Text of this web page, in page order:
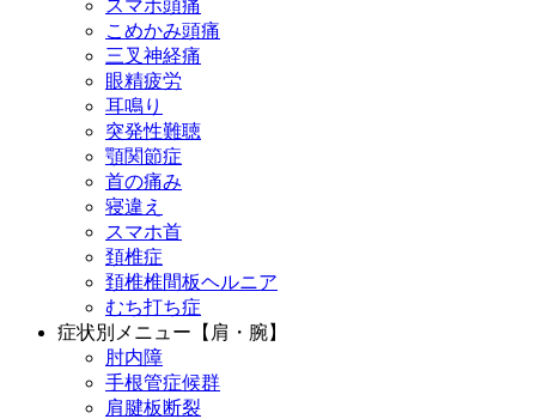
スマホ頭痛
こめかみ頭痛
三叉神経痛
眼精疲労
耳鳴り
突発性難聴
顎関節症
首の痛み
寝違え
スマホ首
頚椎症
頚椎椎間板ヘルニア
むち打ち症
症状別メニュー【肩・腕】
肘内障
手根管症候群
肩腱板断裂